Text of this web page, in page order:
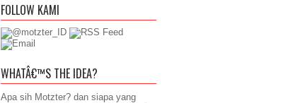
FOLLOW KAMI
WHATÂ€™S THE IDEA?
Apa sih Motzter? dan siapa yang